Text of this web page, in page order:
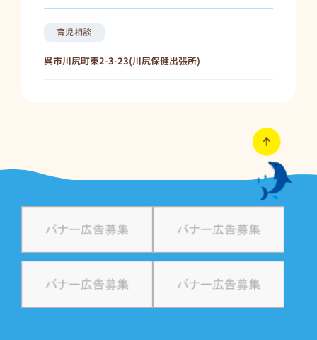
育児相談
呉市川尻町東2-3-23(川尻保健出張所)